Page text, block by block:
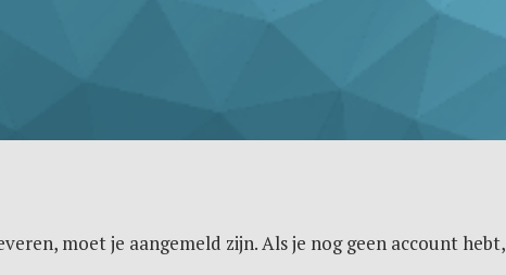
moet je aangemeld zijn. Als je nog geen account hebt,